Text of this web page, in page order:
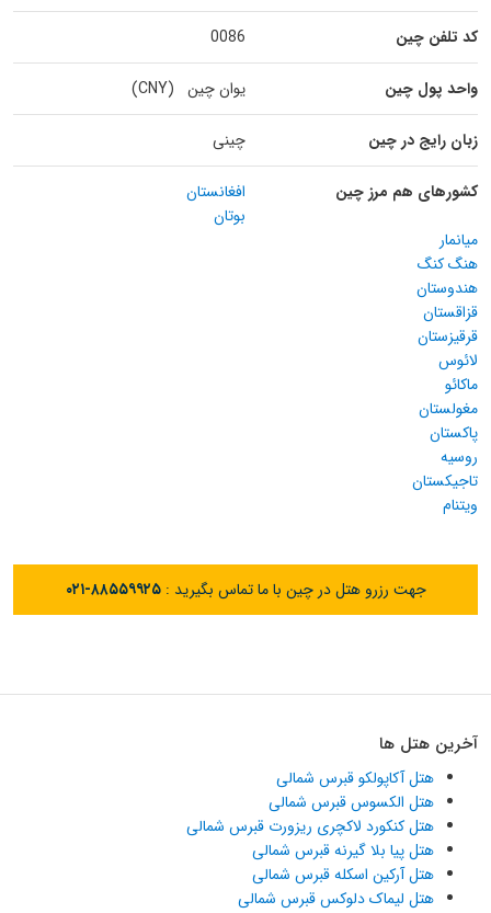
کد تلفن چین 0086
واحد پول چین یوان چین (CNY)
زبان رایج در چین چینی
کشورهای هم مرز چین
افغانستان
بوتان
میانمار
هنگ کنگ
هندوستان
قزاقستان
قرقیزستان
لائوس
ماکائو
مغولستان
پاکستان
روسیه
تاجیکستان
ویتنام
جهت رزرو هتل در چین با ما تماس بگیرید :۰۲۱-۸۸۵۵۹۹۲۵
آخرین هتل ها
هتل آکاپولکو قبرس شمالی
هتل الکسوس قبرس شمالی
هتل کنکورد لاکچری ریزورت قبرس شمالی
هتل پیا بلا گیرنه قبرس شمالی
هتل آرکین اسکله قبرس شمالی
هتل لیماک دلوکس قبرس شمالی